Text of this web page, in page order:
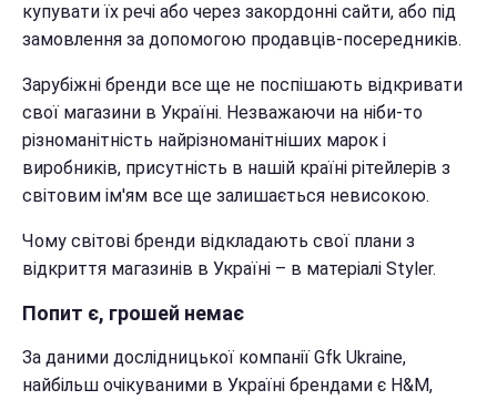
купувати їх речі або через закордонні сайти, або під
замовлення за допомогою продавців-посередників.
Зарубіжні бренди все ще не поспішають відкривати
свої магазини в Україні. Незважаючи на ніби-то
різноманітність найрізноманітніших марок і
виробників, присутність в нашій країні рітейлерів з
світовим ім'ям все ще залишається невисокою.
Чому світові бренди відкладають свої плани з
відкриття магазинів в Україні – в матеріалі Styler.
Попит є, грошей немає
За даними дослідницької компанії Gfk Ukraine,
найбільш очікуваними в Україні брендами є H&M,